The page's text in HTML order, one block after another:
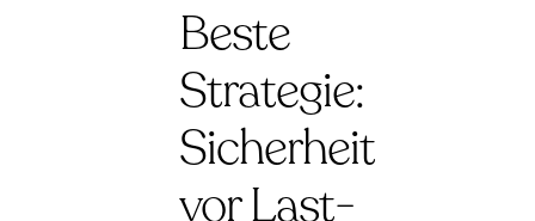
Beste
Strategie:
Sicherheit
vor Last-